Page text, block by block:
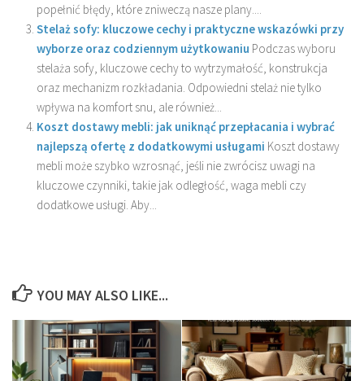
popełnić błędy, które zniweczą nasze plany....
Stelaż sofy: kluczowe cechy i praktyczne wskazówki przy
wyborze oraz codziennym użytkowaniu Podczas wyboru
stelaża sofy, kluczowe cechy to wytrzymałość, konstrukcja
oraz mechanizm rozkładania. Odpowiedni stelaż nie tylko
wpływa na komfort snu, ale również...
Koszt dostawy mebli: jak uniknąć przepłacania i wybrać
najlepszą ofertę z dodatkowymi usługami Koszt dostawy
mebli może szybko wzrosnąć, jeśli nie zwrócisz uwagi na
kluczowe czynniki, takie jak odległość, waga mebli czy
dodatkowe usługi. Aby...
YOU MAY ALSO LIKE...